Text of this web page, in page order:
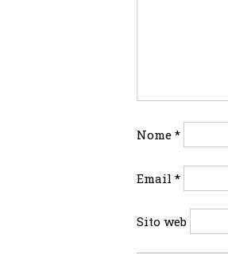
Nome *
Email *
Sito web